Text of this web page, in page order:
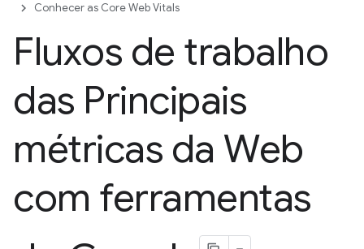
Conhecer as Core Web Vitals
Fluxos de trabalho
das Principais
métricas da Web
com ferramentas